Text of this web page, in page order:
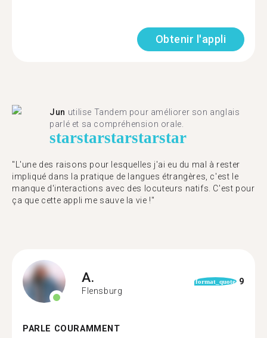
Obtenir l'appli
Jun utilise Tandem pour améliorer son anglais
parlé et sa compréhension orale.
starstarstarstarstar
"L'une des raisons pour lesquelles j'ai eu du mal à rester
impliqué dans la pratique de langues étrangères, c'est le
manque d'interactions avec des locuteurs natifs. C'est pour
ça que cette appli me sauve la vie !"
A.
Flensburg
format_quote 9
PARLE COURAMMENT